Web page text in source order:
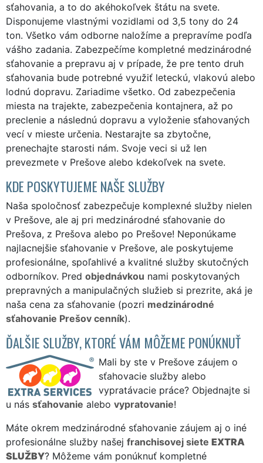
sťahovania, a to do akéhokoľvek štátu na svete.
Disponujeme vlastnými vozidlami od 3,5 tony do 24
ton. Všetko vám odborne naložíme a prepravíme podľa
vášho zadania. Zabezpečíme kompletné medzinárodné
sťahovanie a prepravu aj v prípade, že pre tento druh
sťahovania bude potrebné využiť leteckú, vlakovú alebo
lodnú dopravu. Zariadime všetko. Od zabezpečenia
miesta na trajekte, zabezpečenia kontajnera, až po
preclenie a následnú dopravu a vyloženie sťahovaných
vecí v mieste určenia. Nestarajte sa zbytočne,
prenechajte starosti nám. Svoje veci si už len
prevezmete v Prešove alebo kdekoľvek na svete.
KDE POSKYTUJEME NAŠE SLUŽBY
Naša spoločnosť zabezpečuje komplexné služby nielen
v Prešove, ale aj pri medzinárodné sťahovanie do
Prešova, z Prešova alebo po Prešove! Neponúkame
najlacnejšie sťahovanie v Prešove, ale poskytujeme
profesionálne, spoľahlivé a kvalitné služby skutočných
odborníkov. Pred objednávkou nami poskytovaných
prepravných a manipulačných služieb si prezrite, aká je
naša cena za sťahovanie (pozri medzinárodné
sťahovanie Prešov cenník).
ĎALŠIE SLUŽBY, KTORÉ VÁM MÔŽEME PONÚKNUŤ
Mali by ste v Prešove záujem o
sťahovacie služby alebo
vypratávacie práce? Objednajte si
u nás sťahovanie alebo vypratovanie!
Máte okrem medzinárodné sťahovanie záujem aj o iné
profesionálne služby našej franchisovej siete EXTRA
SLUŽBY? Môžeme vám ponúknuť kompletné